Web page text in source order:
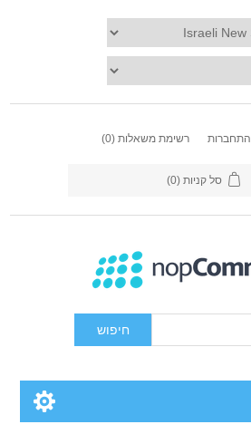
התחברות רשימת משאלות (0)
סל קניות (0)
חיפוש